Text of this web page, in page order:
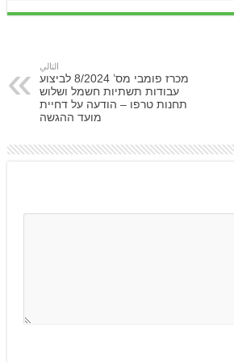
التالي
מכרז פומבי מס’ 8/2024 לביצוע
עבודות תשתיות חשמל ושלוש
תחנות טרפו – הודעה על דחיית
מועד ההגשה